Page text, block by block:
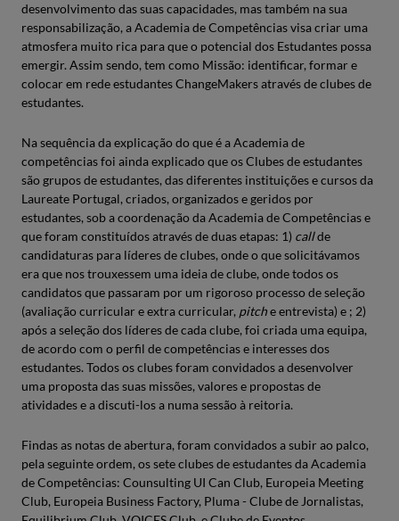
desenvolvimento das suas capacidades, mas também na sua
responsabilização, a Academia de Competências visa criar uma
atmosfera muito rica para que o potencial dos Estudantes possa
emergir. Assim sendo, tem como Missão: identificar, formar e
colocar em rede estudantes ChangeMakers através de clubes de
estudantes.
Na sequência da explicação do que é a Academia de
competências foi ainda explicado que os Clubes de estudantes
são grupos de estudantes, das diferentes instituições e cursos da
Laureate Portugal, criados, organizados e geridos por
estudantes, sob a coordenação da Academia de Competências e
que foram constituídos através de duas etapas: 1) callde
candidaturas para líderes de clubes, onde o que solicitávamos
era que nos trouxessem uma ideia de clube, onde todos os
candidatos que passaram por um rigoroso processo de seleção
(avaliação curricular e extra curricular, pitche entrevista) e ; 2)
após a seleção dos líderes de cada clube, foi criada uma equipa,
de acordo com o perfil de competências e interesses dos
estudantes. Todos os clubes foram convidados a desenvolver
uma proposta das suas missões, valores e propostas de
atividades e a discuti-los a numa sessão à reitoria.
Findas as notas de abertura, foram convidados a subir ao palco,
pela seguinte ordem, os sete clubes de estudantes da Academia
de Competências: Counsulting UI Can Club, Europeia Meeting
Club, Europeia Business Factory, Pluma - Clube de Jornalistas,